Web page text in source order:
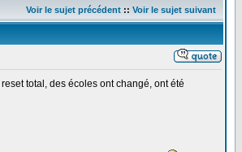
Voir le sujet précédent :: Voir le sujet suivant
total, des écoles ont changé, ont été